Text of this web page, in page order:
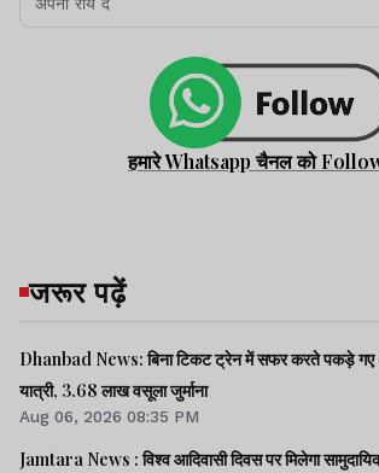
हमारे Whatsapp चैनल को
जरूर पढ़ें
Dhanbad News: बिना टिकट ट्रेन में सफर करते पकड़े गए
यात्री, 3.68 लाख वसूला जुर्माना
Aug 06, 2026 08:35 PM
Jamtara News : विश्व आदिवासी दिवस पर मिलेगा